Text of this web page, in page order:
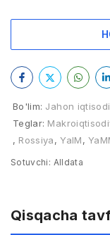
Bo'lim: Jahon
Teglar:
, Rossiya, YaIM,
Sotuvchi: Alldata
Qisqacha